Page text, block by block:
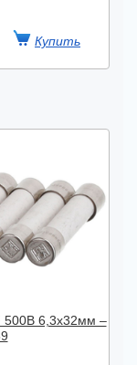
500В 6,3x32мм –